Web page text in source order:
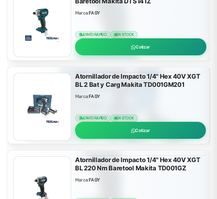
Marca:FAGY
ENVÍO RÁPIDO EN STOCK
Cotizar
Atornillador de Impacto 1/4" Hex 40V XGT
BL 2 Bat y Carg Makita TD001GM201
Marca:FAGY
ENVÍO RÁPIDO EN STOCK
Cotizar
Atornillador de Impacto 1/4" Hex 40V XGT
BL 220 Nm Baretool Makita TD001GZ
Marca:FAGY